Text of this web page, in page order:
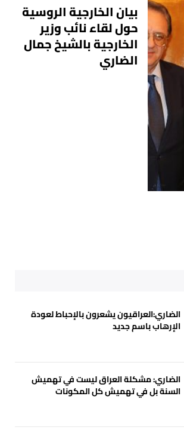
بيان الخارجية الروسية
حول لقاء نائب وزير
الخارجية بالشيخ جمال
الضاري
الضاري:العراقيون يشعرون بالإحباط لعودة
الإرهاب باسم جديد
الضاري: مشكلة العراق ليست في تهميش
السنة بل في تهميش كل المكونات